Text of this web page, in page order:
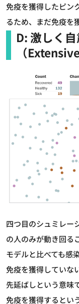
免疫を獲得したピン
るため、まだ免疫を
D: 激しく
（
四つ目のシュミレー
の人のみが動き回る
モデルと比べても感
免疫を獲得していな
先延ばしという意味
免疫を獲得するとい